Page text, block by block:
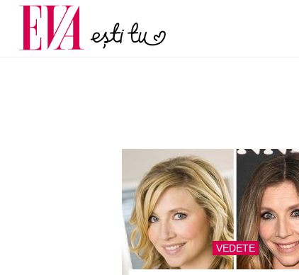
VEDETE
Carieră
Actualitate
pe măsură ce